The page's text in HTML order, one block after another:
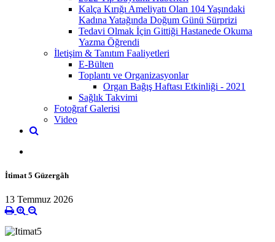
Kalça Kırığı Ameliyatı Olan 104 Yaşındaki
Kadına Yatağında Doğum Günü Sürprizi
Tedavi Olmak İçin Gittiği Hastanede Okuma
Yazma Öğrendi
İletişim & Tanıtım Faaliyetleri
E-Bülten
Toplantı ve Organizasyonlar
Organ Bağış Haftası Etkinliği - 2021
Sağlık Takvimi
Fotoğraf Galerisi
Video
İtimat 5 Güzergâh
13 Temmuz 2026